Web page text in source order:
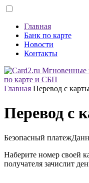
Главная
Банк по карте
Новости
Контакты
по карте и СБП
Главная Перевод с
Перевод с
Безопасный платеж
Наберите номер своей
получателя зачислит